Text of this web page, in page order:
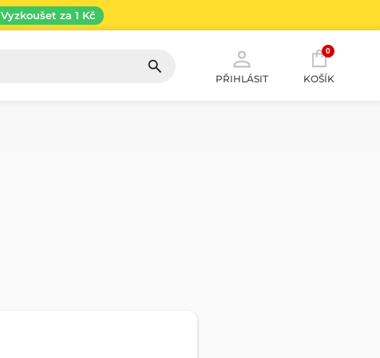
Vyzkoušet za 1 Kč
PŘIHLÁSIT
0
KOŠÍK